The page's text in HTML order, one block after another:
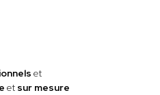
et
et sur mesure